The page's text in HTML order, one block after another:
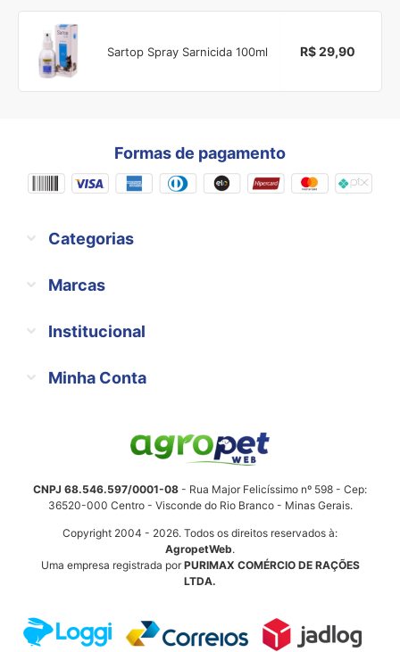
Sartop Spray Sarnicida 100ml R$ 29,90
Formas de pagamento
Categorias
Marcas
Institucional
Minha Conta
CNPJ 68.546.597/0001-08 - Rua Major Felicíssimo nº 598 - Cep:
36520-000 Centro - Visconde do Rio Branco - Minas Gerais.
Copyright 2004 - 2026. Todos os direitos reservados à:
AgropetWeb.
Uma empresa registrada porPURIMAX COMÉRCIO DE RAÇÕES
LTDA.